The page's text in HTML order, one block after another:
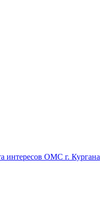
интересов ОМС г. Кургана